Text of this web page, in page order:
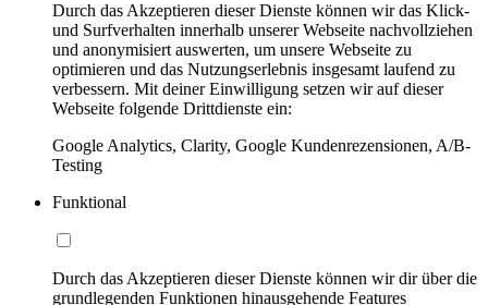
Durch das Akzeptieren dieser Dienste können wir das Klick-
und Surfverhalten innerhalb unserer Webseite nachvollziehen
und anonymisiert auswerten, um unsere Webseite zu
optimieren und das Nutzungserlebnis insgesamt laufend zu
verbessern. Mit deiner Einwilligung setzen wir auf dieser
Webseite folgende Drittdienste ein:
Google Analytics, Clarity, Google Kundenrezensionen, A/B-
Testing
Funktional
Durch das Akzeptieren dieser Dienste können wir dir über die
grundlegenden Funktionen hinausgehende Features